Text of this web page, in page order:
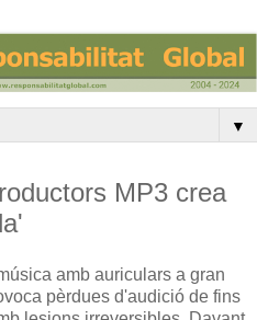
▼
MP3 crea
amb auriculars a gran
pèrdues d'audició de fins